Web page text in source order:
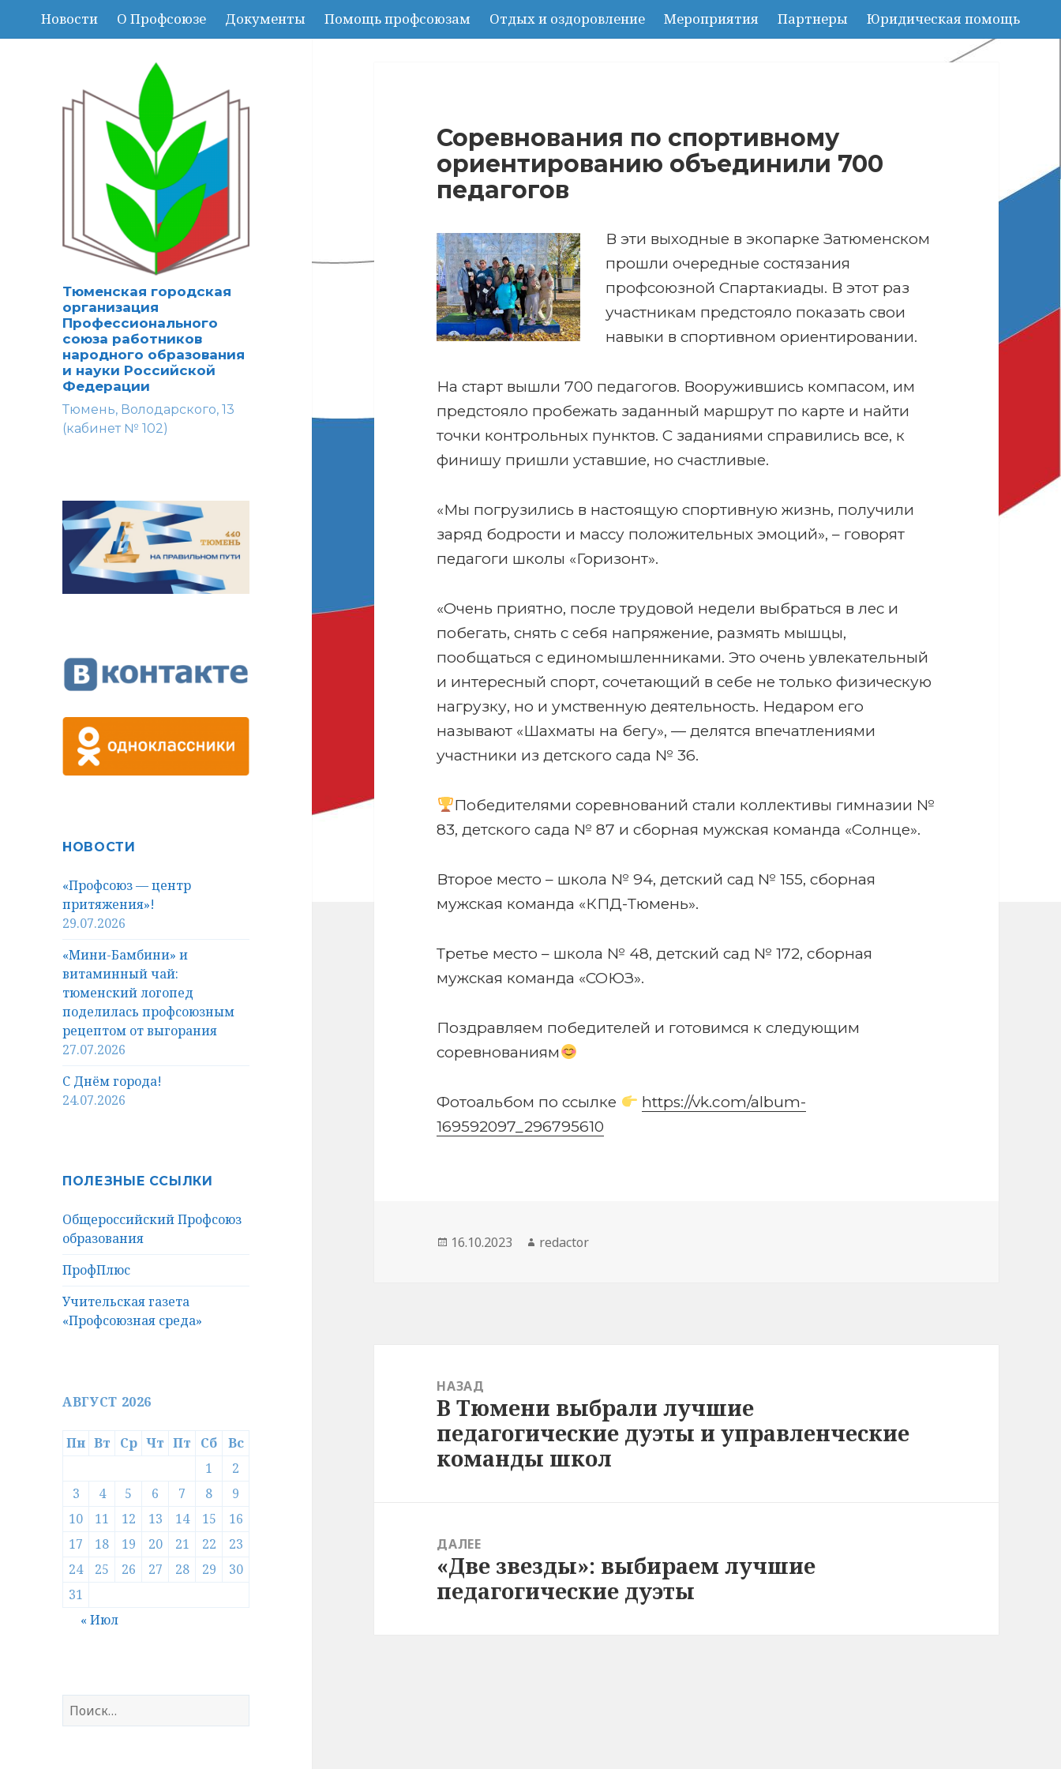
Новости О Профсоюзе Документы Помощь профсоюзам Отдых и оздоровление Мероприятия Партнеры Юридическая помощь
Тюменская городская
организация
Профессионального
союза работников
народного образования
и науки Российской
Федерации
Тюмень, Володарского, 13
(кабинет № 102)
НОВОСТИ
«Профсоюз — центр
притяжения»!
29.07.2026
«Мини-Бамбини» и
витаминный чай:
тюменский логопед
поделилась профсоюзным
рецептом от выгорания
27.07.2026
С Днём города!
24.07.2026
ПОЛЕЗНЫЕ ССЫЛКИ
Общероссийский Профсоюз
образования
ПрофПлюс
Учительская газета
«Профсоюзная среда»
АВГУСТ 2026
Пн Вт Ср Чт Пт Сб
Вс
1
2
3
4 5 6 7 8
9
10
11 12 13 14 15
16
17
18 19 20 21 22
23
24
25 26 27 28 29
30
31
« Июл
Найти:
Соревнования по спортивному
ориентированию объединили 700
педагогов
В эти выходные в экопарке Затюменском
прошли очередные состязания
профсоюзной Спартакиады. В этот раз
участникам предстояло показать свои
навыки в спортивном ориентировании.
На старт вышли 700 педагогов. Вооружившись компасом, им
предстояло пробежать заданный маршрут по карте и найти
точки контрольных пунктов. С заданиями справились все, к
финишу пришли уставшие, но счастливые.
«Мы погрузились в настоящую спортивную жизнь, получили
заряд бодрости и массу положительных эмоций», – говорят
педагоги школы «Горизонт».
«Очень приятно, после трудовой недели выбраться в лес и
побегать, снять с себя напряжение, размять мышцы,
пообщаться с единомышленниками. Это очень увлекательный
и интересный спорт, сочетающий в себе не только физическую
нагрузку, но и умственную деятельность. Недаром его
называют «Шахматы на бегу», — делятся впечатлениями
участники из детского сада № 36.
Победителями соревнований стали коллективы гимназии №
83, детского сада № 87 и сборная мужская команда «Солнце».
Второе место – школа № 94, детский сад № 155, сборная
мужская команда «КПД-Тюмень».
Третье место – школа № 48, детский сад № 172, сборная
мужская команда «СОЮЗ».
Поздравляем победителей и готовимся к следующим
соревнованиям
Фотоальбом по ссылке
https://vk.com/album-
169592097_296795610
Опубликовано
16.10.2023 Автор
redactor
записям
НАЗАД
Предыдущая
запись:
В Тюмени выбрали лучшие
педагогические дуэты и управленческие
команды школ
ДАЛЕЕ
Следующая
запись:
«Две звезды»: выбираем лучшие
педагогические дуэты